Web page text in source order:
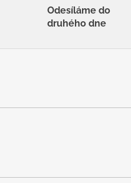
Odesíláme do
druhého dne